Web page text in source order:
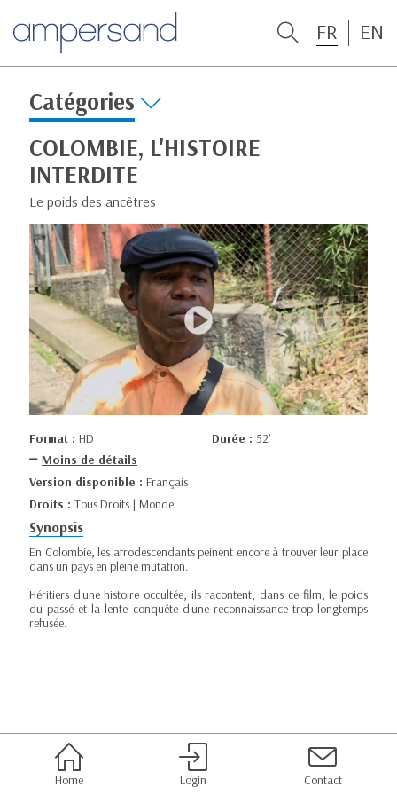
FR EN
Catégories
COLOMBIE, L'HISTOIRE
INTERDITE
Le poids des ancêtres
Format : HD Durée : 52’
Moins de détails
Version disponible : Français
Droits : Tous Droits | Monde
Synopsis
En Colombie, les afrodescendants peinent encore à trouver leur place
dans un pays en pleine mutation.
Héritiers d'une histoire occultée, ils racontent, dans ce film, le poids
du passé et la lente conquête d'une reconnaissance trop longtemps
refusée.
Home Login Contact